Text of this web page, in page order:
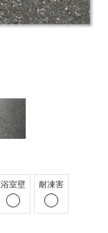
浴室壁 耐凍害